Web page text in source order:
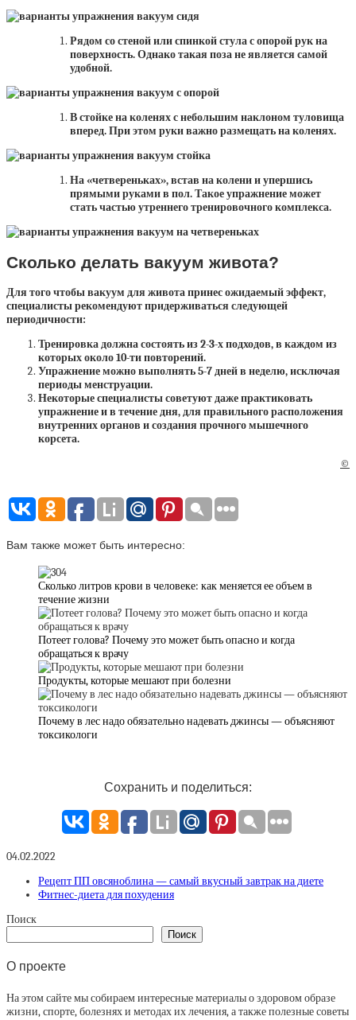
Рядом со стеной или спинкой стула с опорой рук на
поверхность. Однако такая поза не является самой
удобной.
В стойке на коленях с небольшим наклоном туловища
вперед. При этом руки важно размещать на коленях.
На «четвереньках», встав на колени и упершись
прямыми руками в пол. Такое упражнение может
стать частью утреннего тренировочного комплекса.
Сколько делать вакуум живота?
Для того чтобы вакуум для живота принес ожидаемый эффект,
специалисты рекомендуют придерживаться следующей
периодичности:
Тренировка должна состоять из 2-3-х подходов, в каждом из
которых около 10-ти повторений.
Упражнение можно выполнять 5-7 дней в неделю, исключая
периоды менструации.
Некоторые специалисты советуют даже практиковать
упражнение и в течение дня, для правильного расположения
внутренних органов и создания прочного мышечного
корсета.
©
Вам также может быть интересно:
Сколько литров крови в человеке: как меняется ее объем в
течение жизни
Потеет голова? Почему это может быть опасно и когда
обращаться к врачу
Продукты, которые мешают при болезни
Почему в лес надо обязательно надевать джинсы — объясняют
токсикологи
Сохранить и поделиться:
04.02.2022
Рецепт ПП овсяноблина — самый вкусный завтрак на диете
Фитнес-диета для похудения
Поиск
Поиск
О проекте
На этом сайте мы собираем интересные материалы о здоровом образе
жизни, спорте, болезнях и методах их лечения, а также полезные советы